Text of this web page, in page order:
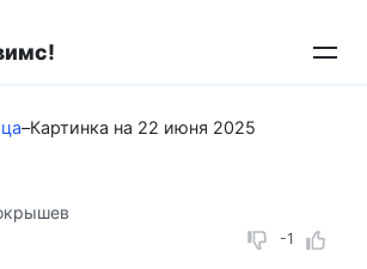
–Картинка на 22 июня 2025
-1